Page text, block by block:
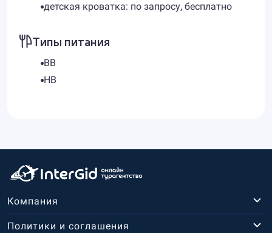
детская кроватка: по запросу, бесплатно
Типы питания
BB
HB
Компания
Политики и соглашения